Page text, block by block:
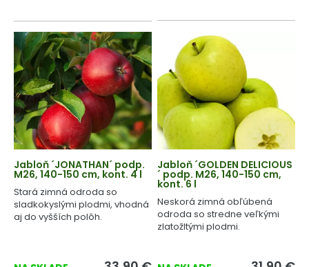
Jabloň ´JONATHAN´ podp.
M26, 140-150 cm, kont. 4 l
Stará zimná odroda so
sladkokyslými plodmi, vhodná
aj do vyšších polôh.
Jabloň ´GOLDEN DELICIOUS
´ podp. M26, 140-150 cm,
kont. 6 l
Neskorá zimná obľúbená
odroda so stredne veľkými
zlatožltými plodmi.